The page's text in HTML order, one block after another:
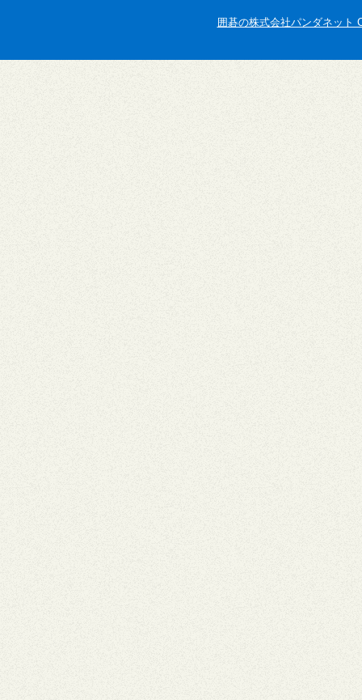
囲碁の株式会社パンダネット